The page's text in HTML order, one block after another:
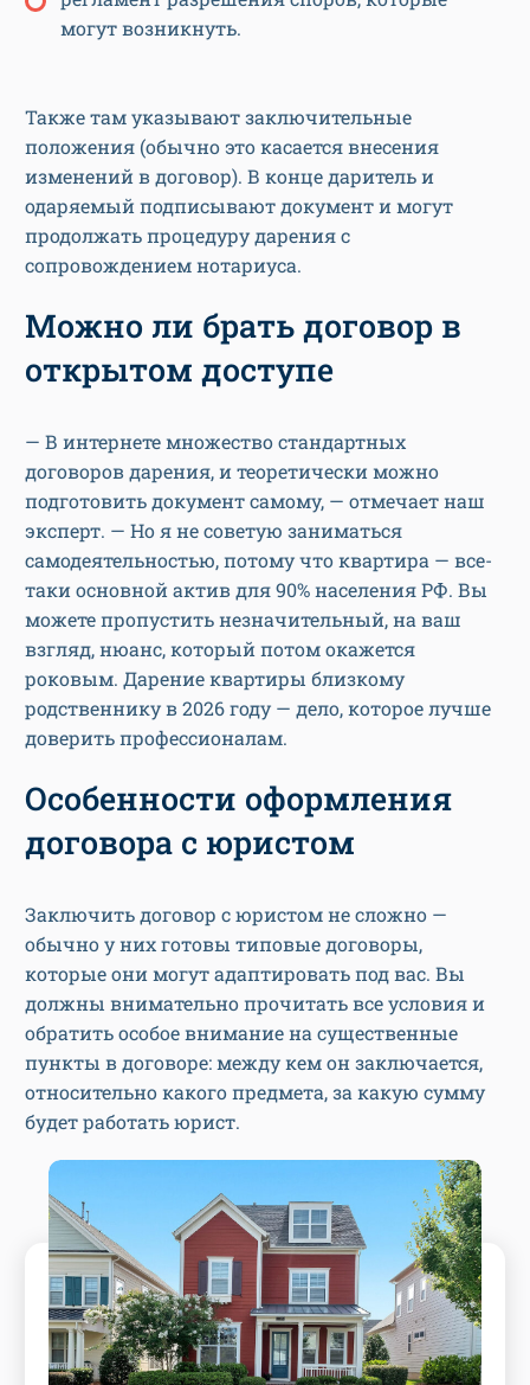
могут возникнуть.
Также там указывают заключительные
положения (обычно это касается внесения
изменений в договор). В конце даритель и
одаряемый подписывают документ и могут
продолжать процедуру дарения с
сопровождением нотариуса.
Можно ли брать договор в
открытом доступе
— В интернете множество стандартных
договоров дарения, и теоретически можно
подготовить документ самому, — отмечает наш
эксперт. — Но я не советую заниматься
самодеятельностью, потому что квартира — все-
таки основной актив для 90% населения РФ. Вы
можете пропустить незначительный, на ваш
взгляд, нюанс, который потом окажется
роковым. Дарение квартиры близкому
родственнику в 2026 году — дело, которое лучше
доверить профессионалам.
Особенности оформления
договора с юристом
Заключить договор с юристом не сложно —
обычно у них готовы типовые договоры,
которые они могут адаптировать под вас. Вы
должны внимательно прочитать все условия и
обратить особое внимание на существенные
пункты в договоре: между кем он заключается,
относительно какого предмета, за какую сумму
будет работать юрист.